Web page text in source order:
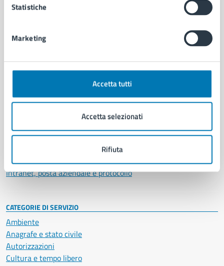
Statistiche
Marketing
Accetta tutti
Accetta selezionati
Rifiuta
Municipalità
Politici
Documenti e dati
Intranet, posta aziendale e protocollo
CATEGORIE DI SERVIZIO
Ambiente
Anagrafe e stato civile
Autorizzazioni
Cultura e tempo libero